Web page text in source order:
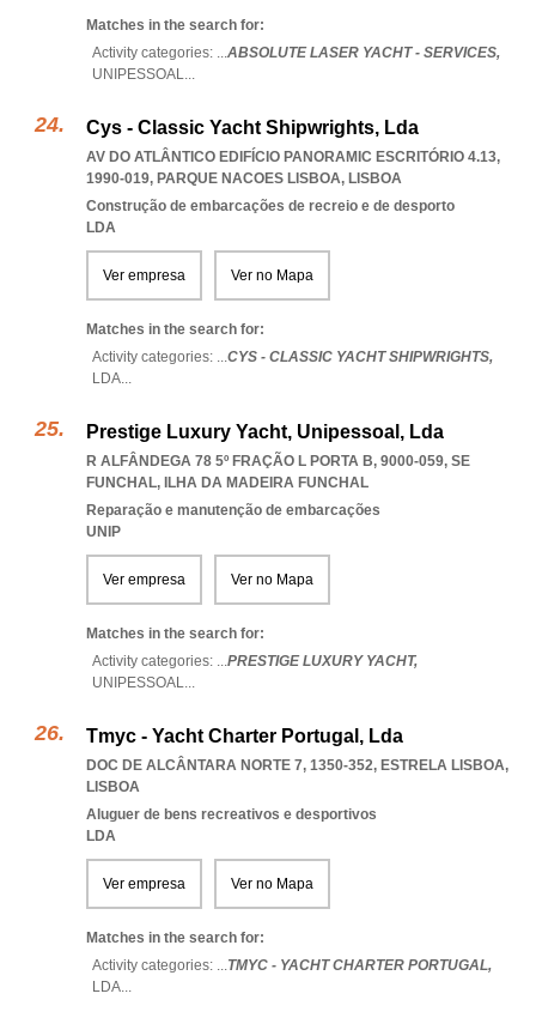
Matches in the search for:
Activity categories: ...ABSOLUTE LASER YACHT - SERVICES,
UNIPESSOAL...
Cys - Classic Yacht Shipwrights, Lda
AV DO ATLÂNTICO EDIFÍCIO PANORAMIC ESCRITÓRIO 4.13,
1990-019, PARQUE NACOES LISBOA, LISBOA
Construção de embarcações de recreio e de desporto
LDA
Ver empresa Ver no Mapa
Matches in the search for:
Activity categories: ...CYS - CLASSIC YACHT SHIPWRIGHTS,
LDA...
Prestige Luxury Yacht, Unipessoal, Lda
R ALFÂNDEGA 78 5º FRAÇÃO L PORTA B, 9000-059, SE
FUNCHAL, ILHA DA MADEIRA FUNCHAL
Reparação e manutenção de embarcações
UNIP
Ver empresa Ver no Mapa
Matches in the search for:
Activity categories: ...PRESTIGE LUXURY YACHT,
UNIPESSOAL...
Tmyc - Yacht Charter Portugal, Lda
DOC DE ALCÂNTARA NORTE 7, 1350-352, ESTRELA LISBOA,
LISBOA
Aluguer de bens recreativos e desportivos
LDA
Ver empresa Ver no Mapa
Matches in the search for:
Activity categories: ...TMYC - YACHT CHARTER PORTUGAL,
LDA...